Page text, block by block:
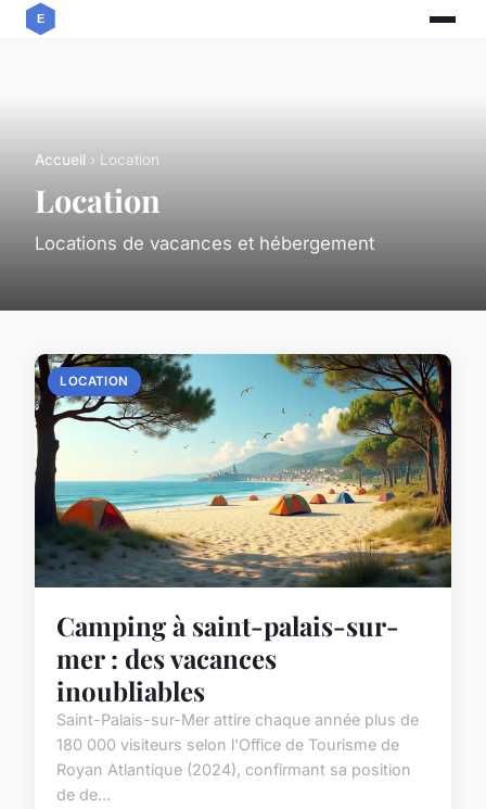
Accueil › Location
Location
Locations de vacances et hébergement
LOCATION
Camping à saint-palais-sur-
mer : des vacances
inoubliables
Saint-Palais-sur-Mer attire chaque année plus de
180 000 visiteurs selon l'Office de Tourisme de
Royan Atlantique (2024), confirmant sa position
de de...